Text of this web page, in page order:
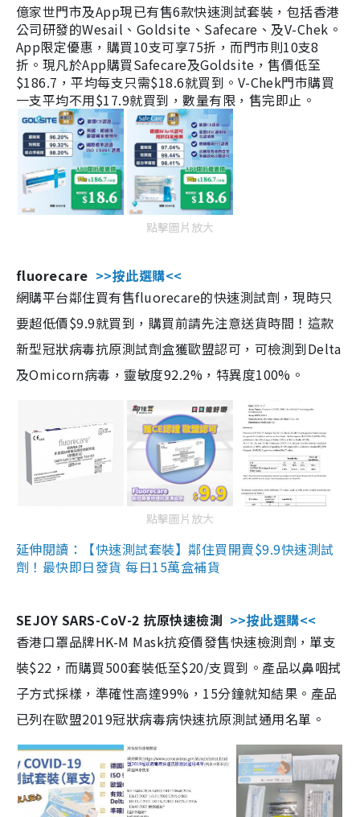
億家世門市及App現已有售6款快速測試套裝，包括香港
公司研發的Wesail、Goldsite、Safecare、及V-Chek。
App限定優惠，購買10支可享75折，而門市則10支8
折。現凡於App購買Safecare及Goldsite，售價低至
$186.7，平均每支只需$18.6就買到。V-Chek門市購買
一支平均不用$17.9就買到，數量有限，售完即止。
點擊圖片放大
fluorecare >>按此選購<<
網購平台鄰住買有售fluorecare的快速測試劑，現時只
要超低價$9.9就買到，購買前請先注意送貨時間！這款
新型冠狀病毒抗原測試劑盒獲歐盟認可，可檢測到Delta
及Omicorn病毒，靈敏度92.2%，特異度100%。
點擊圖片放大
延伸閱讀：【快速測試套裝】鄰住買開賣$9.9快速測試
劑！最快即日發貨 每日15萬盒補貨
SEJOY SARS-CoV-2 抗原快速檢測 >>按此選購<<
香港口罩品牌HK-M Mask抗疫價發售快速檢測劑，單支
裝$22，而購買500套裝低至$20/支買到。產品以鼻咽拭
子方式採樣，準確性高達99%，15分鐘就知結果。產品
已列在歐盟2019冠狀病毒病快速抗原測試通用名單。